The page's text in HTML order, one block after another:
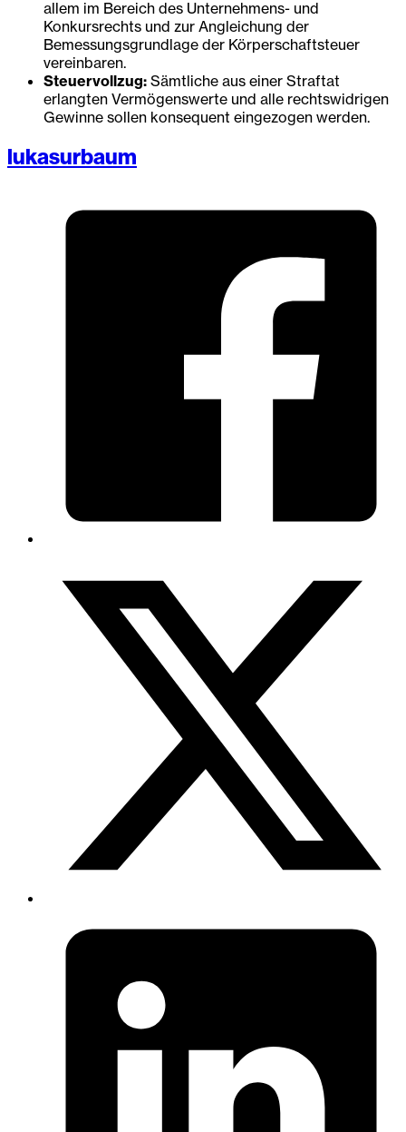
allem im Bereich des Unternehmens- und
Konkursrechts und zur Angleichung der
Bemessungsgrundlage der Körperschaftsteuer
vereinbaren.
Steuervollzug: Sämtliche aus einer Straftat
erlangten Vermögenswerte und alle rechtswidrigen
Gewinne sollen konsequent eingezogen werden.
lukasurbaum